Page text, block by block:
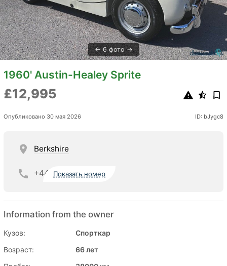
6 фото
1960' Austin-Healey Sprite
£12,995
Опубликовано 30 мая 2026 ID: bJygc8
Berkshire
+44 Показать номер
Information from the owner
Кузов:
Спорткар
Возраст:
66 лет